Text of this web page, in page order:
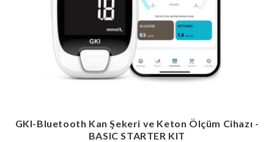
GKI-Bluetooth Kan Şekeri ve Keton Ölçüm Cihazı -
BASIC STARTER KIT